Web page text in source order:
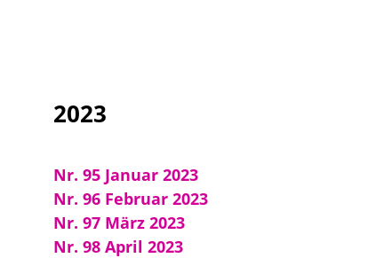
2023
Nr. 95 Januar 2023
Nr. 96 Februar 2023
Nr. 97 März 2023
Nr. 98 April 2023